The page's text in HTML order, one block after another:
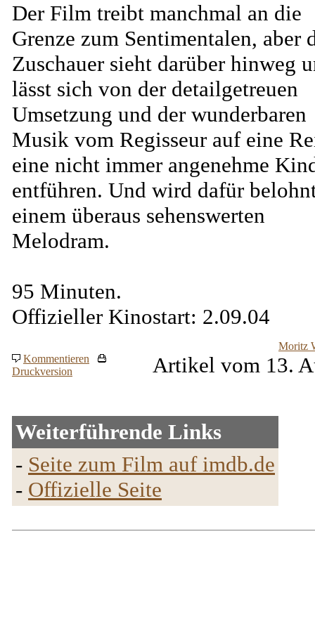
Der Film treibt manchmal an die
Grenze zum Sentimentalen, aber
Zuschauer sieht darüber hinweg
lässt sich von der detailgetreuen
Umsetzung und der wunderbaren
Musik vom Regisseur auf eine
eine nicht immer angenehme
entführen. Und wird dafür
einem überaus sehenswerten
Melodram.
95 Minuten.
Offizieller Kinostart: 2.09.04
Moritz
Kommentieren
Druckversion
Artikel vom 13.
Weiterführende Links
- Seite zum Film auf imdb.de
- Offizielle Seite